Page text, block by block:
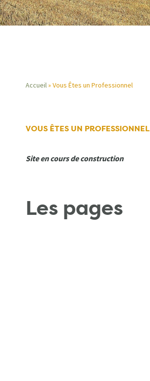
d'Ariane
Accueil Vous Êtes un Professionnel
VOUS ÊTES UN PROFESSIONNEL
Site en cours de construction
Les pages